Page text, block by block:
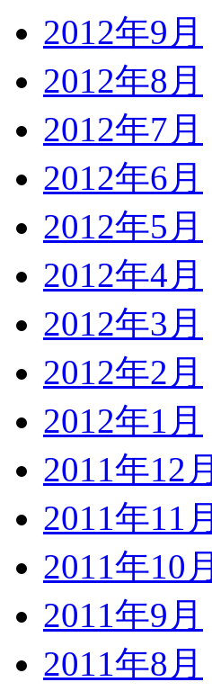
2012年9月
2012年8月
2012年7月
2012年6月
2012年5月
2012年4月
2012年3月
2012年2月
2012年1月
2011年12月
2011年11月
2011年10月
2011年9月
2011年8月